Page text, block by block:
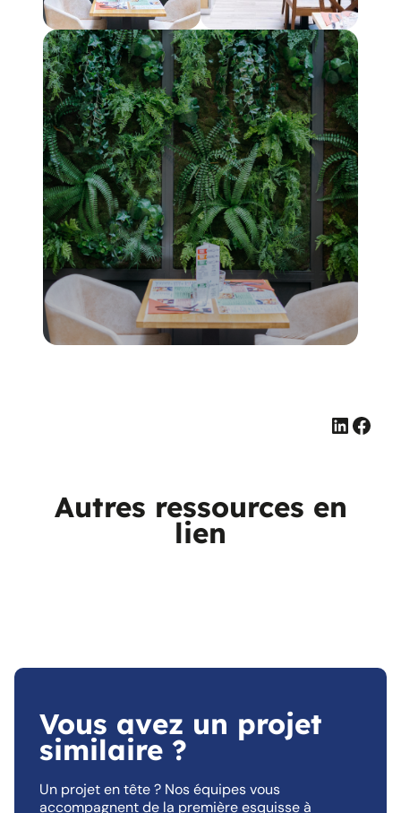
Autres ressources en
lien
Vous avez un projet
similaire ?
Un projet en tête ? Nos équipes vous
accompagnent de la première esquisse à